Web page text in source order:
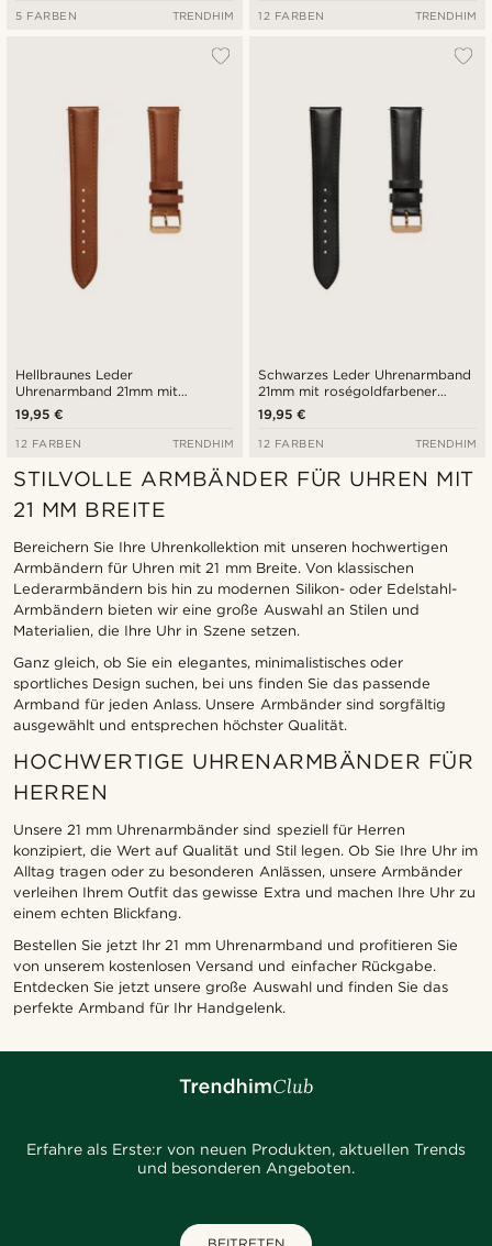
5 FARBEN TRENDHIM 12 FARBEN TRENDHIM
Hellbraunes Leder
Uhrenarmband 21mm mit
roségoldfarbener Schließe -
Schnellverschluss
19,95 €
12 FARBEN TRENDHIM
Schwarzes Leder Uhrenarmband
21mm mit roségoldfarbener
Schließe - Schnellverschluss
19,95 €
12 FARBEN TRENDHIM
STILVOLLE ARMBÄNDER FÜR UHREN MIT
21 MM BREITE
Bereichern Sie Ihre Uhrenkollektion mit unseren hochwertigen
Armbändern für Uhren mit 21 mm Breite. Von klassischen
Lederarmbändern bis hin zu modernen Silikon- oder Edelstahl-
Armbändern bieten wir eine große Auswahl an Stilen und
Materialien, die Ihre Uhr in Szene setzen.
Ganz gleich, ob Sie ein elegantes, minimalistisches oder
sportliches Design suchen, bei uns finden Sie das passende
Armband für jeden Anlass. Unsere Armbänder sind sorgfältig
ausgewählt und entsprechen höchster Qualität.
HOCHWERTIGE UHRENARMBÄNDER FÜR
HERREN
Unsere 21 mm Uhrenarmbänder sind speziell für Herren
konzipiert, die Wert auf Qualität und Stil legen. Ob Sie Ihre Uhr im
Alltag tragen oder zu besonderen Anlässen, unsere Armbänder
verleihen Ihrem Outfit das gewisse Extra und machen Ihre Uhr zu
einem echten Blickfang.
Bestellen Sie jetzt Ihr 21 mm Uhrenarmband und profitieren Sie
von unserem kostenlosen Versand und einfacher Rückgabe.
Entdecken Sie jetzt unsere große Auswahl und finden Sie das
perfekte Armband für Ihr Handgelenk.
Erfahre als Erste:r von neuen Produkten, aktuellen Trends
und besonderen Angeboten.